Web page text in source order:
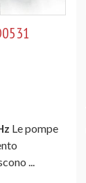
Le pompe
...